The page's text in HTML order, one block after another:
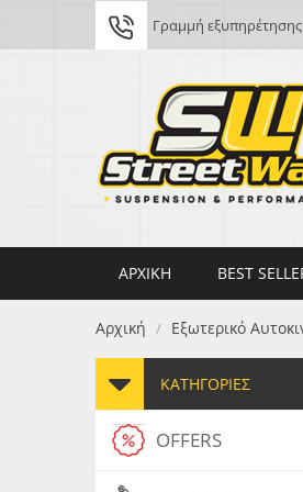
Γραμμή
ΑΡΧΙΚΉ BEST
Αρχική / Εξωτερικό
ΚΑΤΗΓΟΡΊΕΣ
OFFERS